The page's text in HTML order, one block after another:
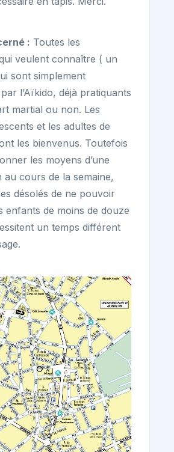
: Toutes les
veulent connaître ( un
sont simplement
l’Aïkido, déjà pratiquants
martial ou non. Les
et les adultes de
les bienvenus. Toutefois
les moyens d’une
au cours de la semaine,
désolés de ne pouvoir
enfants de moins de douze
un temps différent